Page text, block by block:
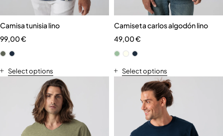
Camisa tunisia lino
99,00€
Select options
Camiseta carlos algodón lino
49,00€
Select options